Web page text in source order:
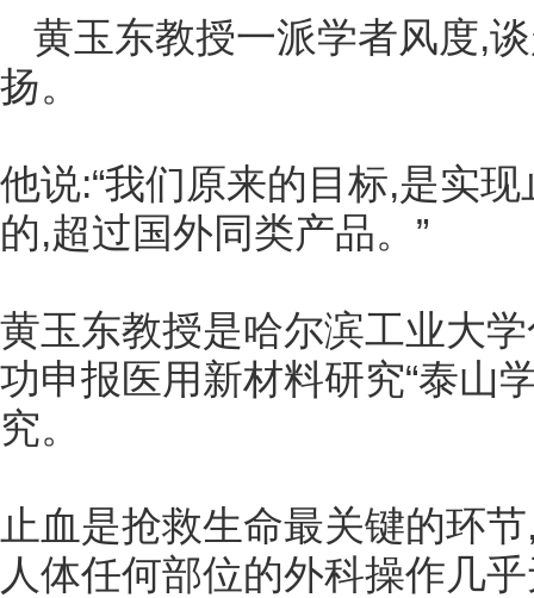
黄玉东教授一派学者风度,
扬。
他说:“我们原来的目标,是实
的,超过国外同类产品。”
黄玉东教授是哈尔滨工业大
功申报医用新材料研究“泰山
究。
止血是抢救生命最关键的环
人体任何部位的外科操作几